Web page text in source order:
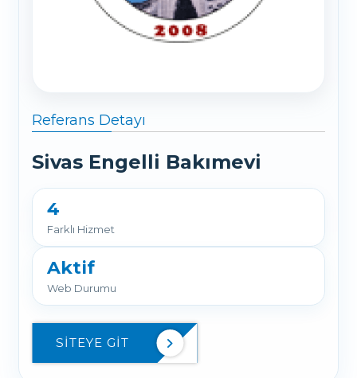
Referans Detayı
Sivas Engelli Bakımevi
4
Farklı Hizmet
Aktif
Web Durumu
SITEYE GIT